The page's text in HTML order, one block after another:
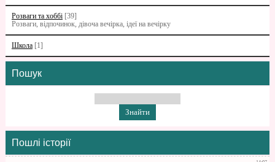
Розваги та хоббі [39]
Розваги, відпочинок, дівоча вечірка, ідеї на вечірку
Школа [1]
Пошук
Пошлі історії